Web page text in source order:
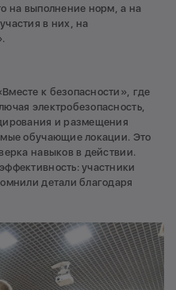
на выполнение норм, а на
в них, на
к безопасности», где
электробезопасность,
и размещения
обучающие локации. Это
навыков в действии.
участники
детали благодаря